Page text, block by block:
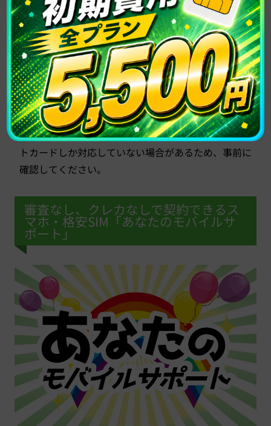
めることで、再びスムーズな携帯電話の利用が可能と
なるでしょう。
自己破産後に携帯電話を契約する際は、格安SIMを検
討すると良いでしょう。
格安SIMの一部の会社はTCAに属していないため、新
規契約が可能な場合があります。
また、利用料金も通常よりも格安であり、滞納のリス
クも低いですが、利用料金の支払い方法にはクレジッ
トカードしか対応していない場合があるため、事前に
確認してください。
審査なし、クレカなしで契約できるス
マホ・格安SIM「あなたのモバイルサ
ポート」